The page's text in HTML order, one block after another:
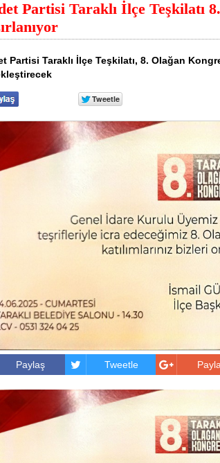
Partisi Taraklı İlçe Teşkilatı
Partisi Taraklı İlçe Teşkilatı, 8. Olağan
Paylaş Tweetle